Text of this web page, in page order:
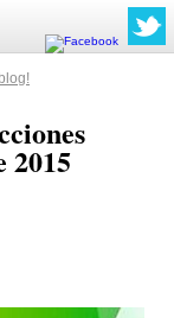
2015